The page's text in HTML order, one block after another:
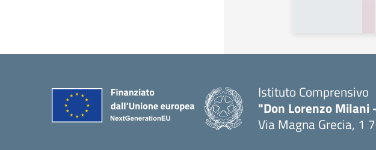
Istituto Comprensivo
"Don Lorenzo Milani
Via Magna Grecia, 1